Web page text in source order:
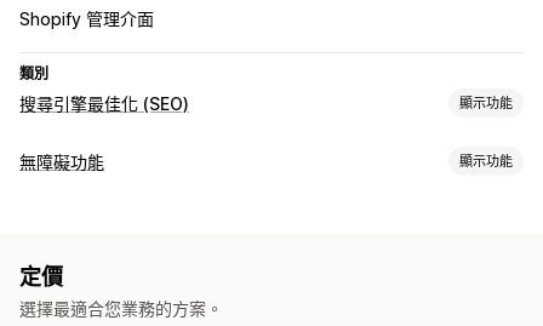
Shopify 管理介面
類別
搜尋引擎最佳化 (SEO) 顯示功能
搜尋引擎最佳化 (SEO) 工具
無障礙功能 顯示功能
定價
選擇最適合您業務的方案。